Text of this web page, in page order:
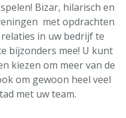
Bizar, hilarisch en
met opdrachten
in uw bedrijf te
bijzonders mee! U kunt
kiezen om meer van de
om gewoon heel veel
met uw team.